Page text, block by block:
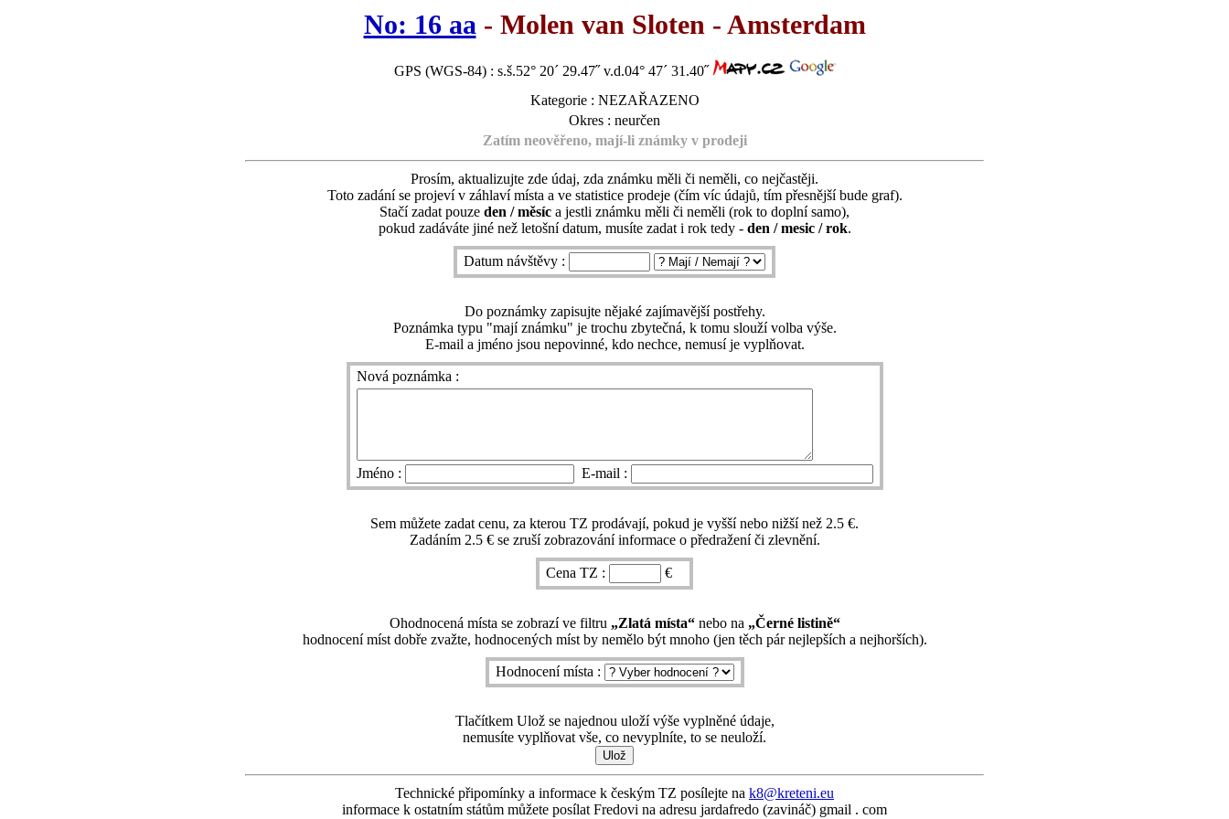
No: 16 aa- Molen van Sloten - Amsterdam
GPS (WGS-84) : s.š.52° 20´ 29.47˝ v.d.04° 47´ 31.40˝
Kategorie : NEZAŘAZENO
Okres : neurčen
Zatím neověřeno, mají-li známky v prodeji
Prosím, aktualizujte zde údaj, zda známku měli či neměli, co nejčastěji.
Toto zadání se projeví v záhlaví místa a ve statistice prodeje (čím víc údajů, tím přesnější bude graf).
Stačí zadat pouze den / měsíc a jestli známku měli či neměli (rok to doplní samo),
pokud zadáváte jiné než letošní datum, musíte zadat i rok tedy - den / mesic / rok.
Datum návštěvy :
Do poznámky zapisujte nějaké zajímavější postřehy.
Poznámka typu "mají známku" je trochu zbytečná, k tomu slouží volba výše.
E-mail a jméno jsou nepovinné, kdo nechce, nemusí je vyplňovat.
Nová poznámka :
Jméno : E-mail :
Sem můžete zadat cenu, za kterou TZ prodávají, pokud je vyšší nebo nižší než 2.5 €.
Zadáním 2.5 € se zruší zobrazování informace o předražení či zlevnění.
Cena TZ : €
Ohodnocená místa se zobrazí ve filtru „Zlatá místa“nebo na „Černé listině“
hodnocení míst dobře zvažte, hodnocených míst by nemělo být mnoho (jen těch pár nejlepších a nejhorších).
Hodnocení místa :
Tlačítkem Ulož se najednou uloží výše vyplněné údaje,
nemusíte vyplňovat vše, co nevyplníte, to se neuloží.
Technické připomínky a informace k českým TZ posílejte na k8@kreteni.eu
informace k ostatním státům můžete posílat Fredovi na adresu jardafredo (zavináč) gmail . com